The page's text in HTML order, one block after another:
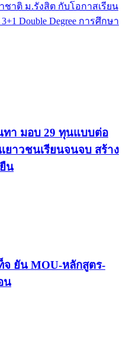
ชาติ ม.รังสิต กับโอกาสเรียน
Double Degree การศึกษา
า มอบ 29 ทุนแบบต่อ
ยาวชนเรียนจนจบ สร้าง
น
จ ยัน MOU-หลักสูตร-
น